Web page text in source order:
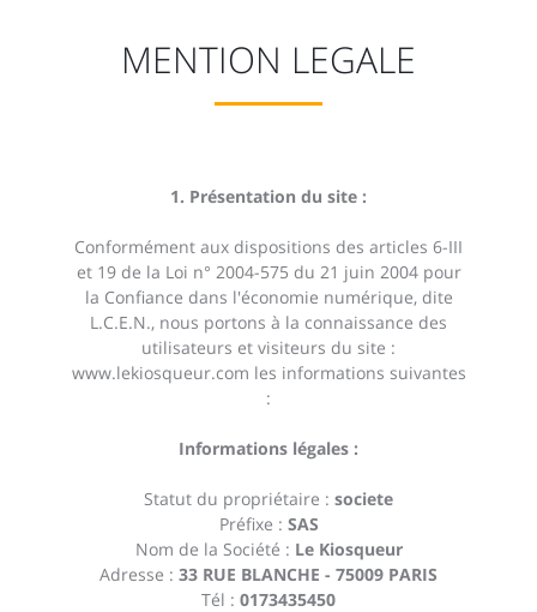
MENTION LEGALE
1. Présentation du site :
Conformément aux dispositions des articles 6-III
et 19 de la Loi n° 2004-575 du 21 juin 2004 pour
la Confiance dans l'économie numérique, dite
L.C.E.N., nous portons à la connaissance des
utilisateurs et visiteurs du site :
www.lekiosqueur.com les informations suivantes
:
Informations légales :
Statut du propriétaire : societe
Préfixe : SAS
Nom de la Société : Le Kiosqueur
Adresse : 33 RUE BLANCHE - 75009 PARIS
Tél : 0173435450